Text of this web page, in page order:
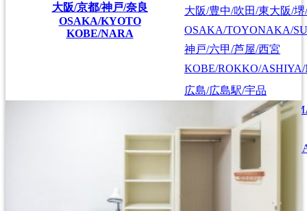
大阪/京都/神戸/奈良
OSAKA/KYOTO
KOBE/NARA
大阪/豊中/吹田/東大阪/
OSAKA/TOYONAKA/
神戸/六甲/芦屋/西宮
KOBE/ROKKO/
広島/広島駅/宇品
HIROSHIMA/
東広島/西条
HIGASHIHIROSHIMA/